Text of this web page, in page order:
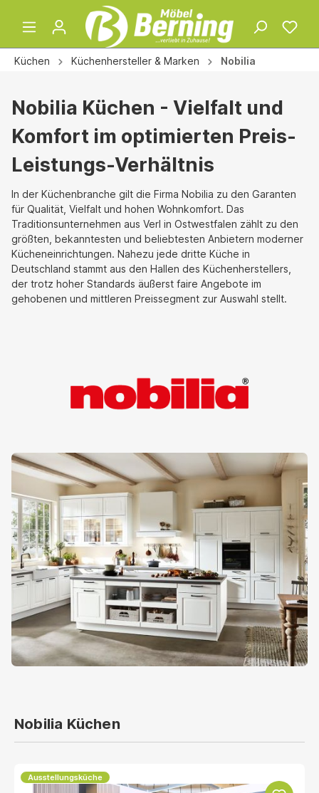
Küchen Küchenhersteller & Marken Nobilia
Nobilia Küchen - Vielfalt und
Komfort im optimierten Preis-
Leistungs-Verhältnis
In der Küchenbranche gilt die Firma Nobilia zu den Garanten
für Qualität, Vielfalt und hohen Wohnkomfort. Das
Traditionsunternehmen aus Verl in Ostwestfalen zählt zu den
größten, bekanntesten und beliebtesten Anbietern moderner
Kücheneinrichtungen. Nahezu jede dritte Küche in
Deutschland stammt aus den Hallen des Küchenherstellers,
der trotz hoher Standards äußerst faire Angebote im
gehobenen und mittleren Preissegment zur Auswahl stellt.
Nobilia Küchen
Ausstellungsküche